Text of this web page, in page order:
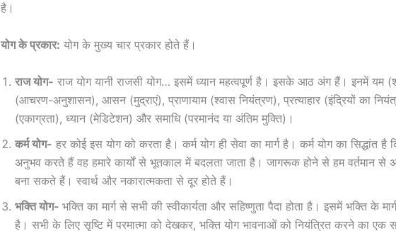
है।
योग के प्रकार: योग के मुख्य चार प्रकार होते हैं।
राज योग- राज योग यानी राजसी योग… इसमें ध्यान महत्वपूर्ण है। इसके आठ अंग हैं। इनमें यम
(आचरण-अनुशासन), आसन (मुद्राएं), प्राणायाम (श्वास नियंत्रण), प्रत्याहार (इंद्रियों का
(एकाग्रता), ध्यान (मेडिटेशन) और समाधि (परमानंद या अंतिम मुक्ति)।
कर्म योग- हर कोई इस योग को करता है। कर्म योग ही सेवा का मार्ग है। कर्म योग का सिद्धांत
अनुभव करते हैं वह हमारे कार्यों से भूतकाल में बदलता जाता है। जागरूक होने से हम वर्तमान से
बना सकते हैं। स्वार्थ और नकारात्मकता से दूर होते हैं।
भक्ति योग- भक्ति का मार्ग से सभी की स्वीकार्यता और सहिष्णुता पैदा होता है। इसमें भक्ति के
है। सभी के लिए सृष्टि में परमात्मा को देखकर, भक्ति योग भावनाओं को नियंत्रित करने का एक